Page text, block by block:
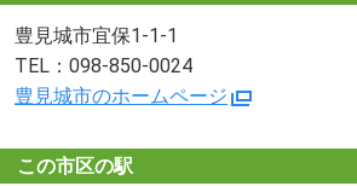
豊見城市宜保1-1-1
TEL：098-850-0024
豊見城市のホームページ
この市区の駅